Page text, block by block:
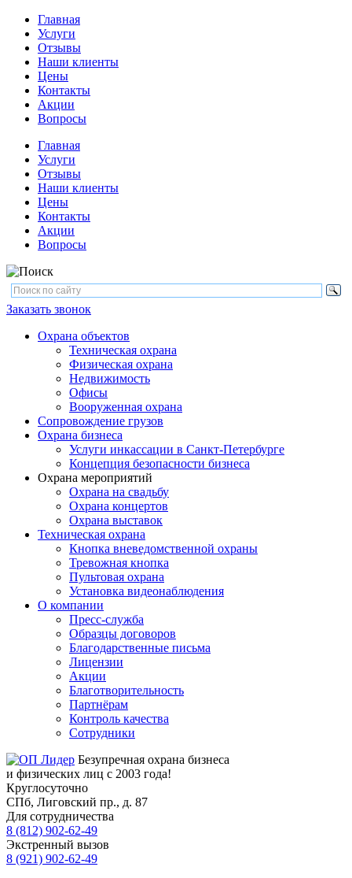
Главная
Услуги
Отзывы
Наши клиенты
Цены
Контакты
Акции
Вопросы
Главная
Услуги
Отзывы
Наши клиенты
Цены
Контакты
Акции
Вопросы
Заказать звонок
Охрана объектов
Техническая охрана
Физическая охрана
Недвижимость
Офисы
Вооруженная охрана
Сопровождение грузов
Охрана бизнеса
Услуги инкассации в Санкт-Петербурге
Концепция безопасности бизнеса
Охрана мероприятий
Охрана на свадьбу
Охрана концертов
Охрана выставок
Техническая охрана
Кнопка вневедомственной охраны
Тревожная кнопка
Пультовая охрана
Установка видеонаблюдения
О компании
Пресс-служба
Образцы договоров
Благодарственные письма
Лицензии
Акции
Благотворительность
Партнёрам
Контроль качества
Сотрудники
Безупречная охрана бизнеса
и физических лиц с 2003 года!
Круглосуточно
СПб, Лиговский пр., д. 87
Для сотрудничества
8 (812) 902-62-49
Экстренный вызов
8 (921) 902-62-49